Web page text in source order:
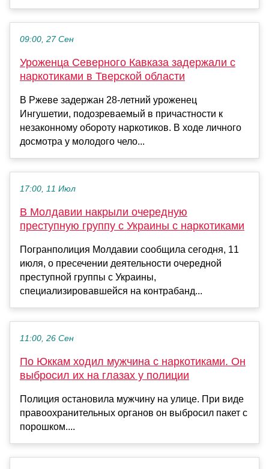
09:00, 27 Сен
Уроженца Северного Кавказа задержали с
наркотиками в Тверской области
В Ржеве задержан 28-летний уроженец
Ингушетии, подозреваемый в причастности к
незаконному обороту наркотиков. В ходе личного
досмотра у молодого чело...
17:00, 11 Июл
В Молдавии накрыли очередную
преступную группу с Украины с наркотиками
Погранполиция Молдавии сообщила сегодня, 11
июля, о пресечении деятельности очередной
преступной группы с Украины,
специализировавшейся на контрабанд...
11:00, 26 Сен
По Юккам ходил мужчина с наркотиками. Он
выбросил их на глазах у полиции
Полиция остановила мужчину на улице. При виде
правоохранительных органов он выбросил пакет с
порошком....